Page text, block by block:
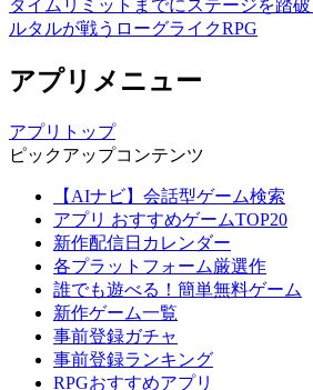
タイムリミットまでにステージを踏
ルタルが戦うローグライクRPG
アプリメニュー
アプリトップ
ピックアップコンテンツ
【AIナビ】会話型ゲーム検索
アプリ おすすめゲームTOP20
新作配信日カレンダー
各プラットフォーム厳選作
誰でも遊べる！簡単無料ゲーム
新作ゲーム一覧
事前登録ガチャ
事前登録ランキング
RPGおすすめアプリ